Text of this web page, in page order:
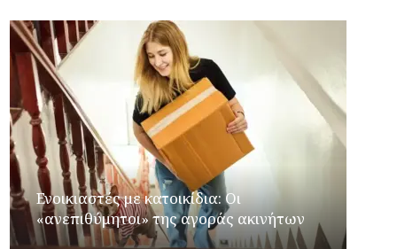
Ενοικιαστές με κατοικίδια: Οι
«ανεπιθύμητοι» της αγοράς ακινήτων